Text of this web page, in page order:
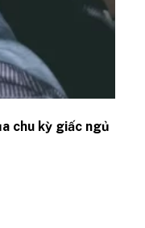
chu kỳ giấc ngủ